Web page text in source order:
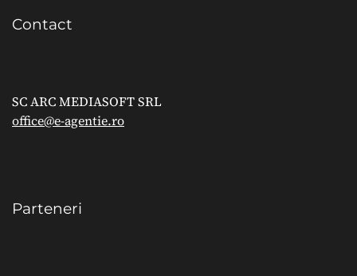
Contact
SC ARC MEDIASOFT SRL
office@e-agentie.ro
Parteneri